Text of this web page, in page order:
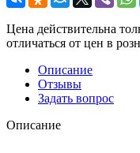
Цена действительна
отличаться от цен в
Описание
Отзывы
Задать вопрос
Описание